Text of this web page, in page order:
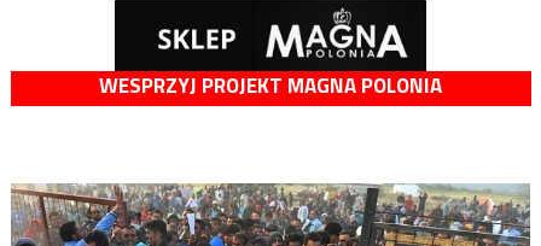
WESPRZYJ PROJEKT MAGNA POLONIA